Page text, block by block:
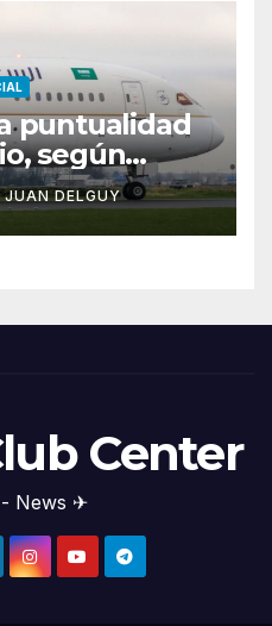
puntualidad
según
JUAN DELGUY
Center
News ✈